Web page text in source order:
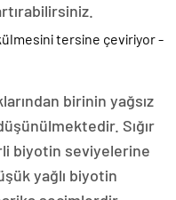
birinin yağsız
Sığır
biyotin seviyelerine
yağlı biyotin